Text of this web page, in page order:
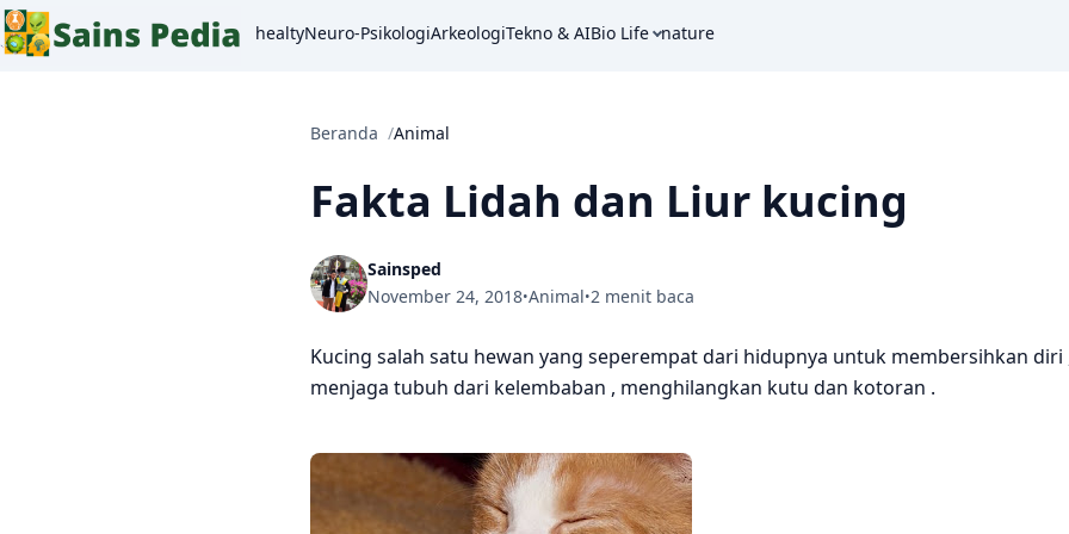
healtyNeuro-PsikologiArkeologiTekno & AIBio Life nature
Beranda Animal
Fakta Lidah dan Liur kucing
Sainsped
November 24, 2018•Animal•2 menit baca
Kucing salah satu hewan yang seperempat dari hidupnya untuk membersihkan diri
menjaga tubuh dari kelembaban , menghilangkan kutu dan kotoran .